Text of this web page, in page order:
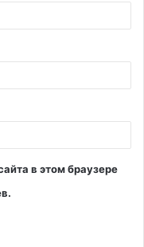
в этом браузере